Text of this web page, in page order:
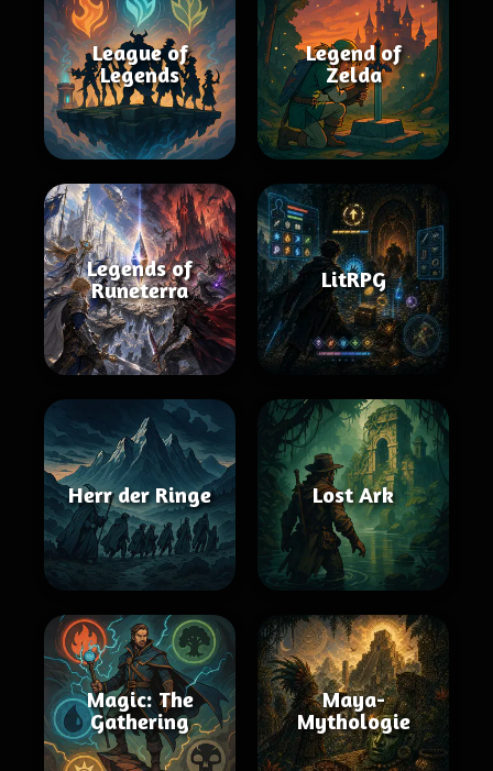
League of
Legends
Legend of
Zelda
Legends of
Runeterra
LitRPG
Herr der Ringe Lost Ark
Magic: The
Gathering
Maya-
Mythologie